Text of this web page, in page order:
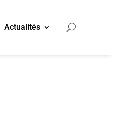
Actualités